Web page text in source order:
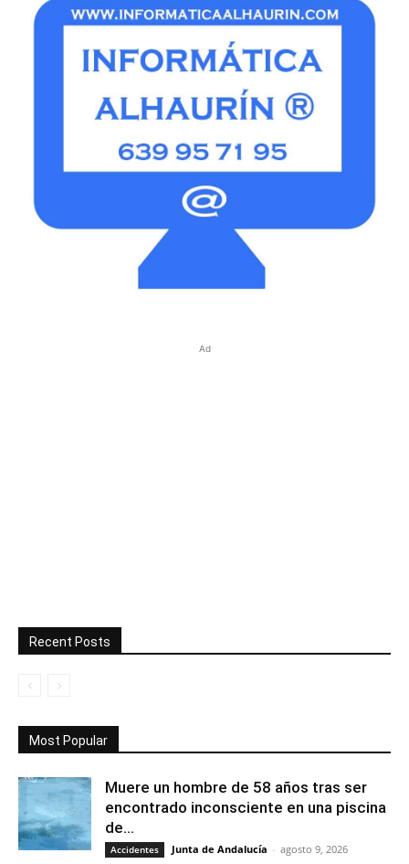
Ad
Recent Posts
Most Popular
Muere un hombre de 58 años tras ser
encontrado inconsciente en una piscina
de...
Accidentes Junta de Andalucía - agosto 9, 2026